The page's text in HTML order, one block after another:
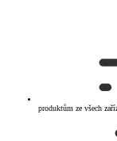
produktům ze všech